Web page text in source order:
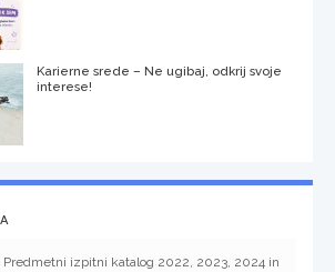
Karierne srede – Ne ugibaj, odkrij svoje
interese!
Predmetni izpitni katalog 2022, 2023, 2024 in